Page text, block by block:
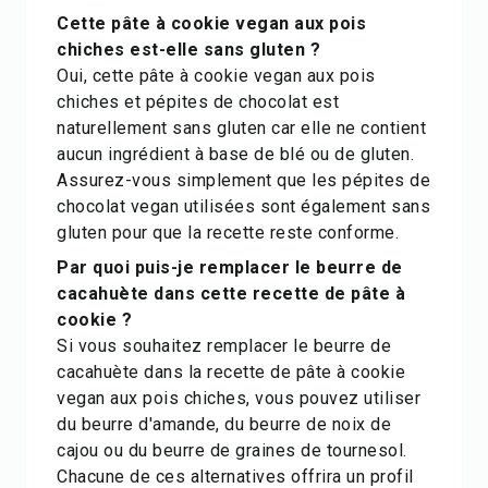
Cette pâte à cookie vegan aux pois
chiches est-elle sans gluten ?
Oui, cette pâte à cookie vegan aux pois
chiches et pépites de chocolat est
naturellement sans gluten car elle ne contient
aucun ingrédient à base de blé ou de gluten.
Assurez-vous simplement que les pépites de
chocolat vegan utilisées sont également sans
gluten pour que la recette reste conforme.
Par quoi puis-je remplacer le beurre de
cacahuète dans cette recette de pâte à
cookie ?
Si vous souhaitez remplacer le beurre de
cacahuète dans la recette de pâte à cookie
vegan aux pois chiches, vous pouvez utiliser
du beurre d'amande, du beurre de noix de
cajou ou du beurre de graines de tournesol.
Chacune de ces alternatives offrira un profil